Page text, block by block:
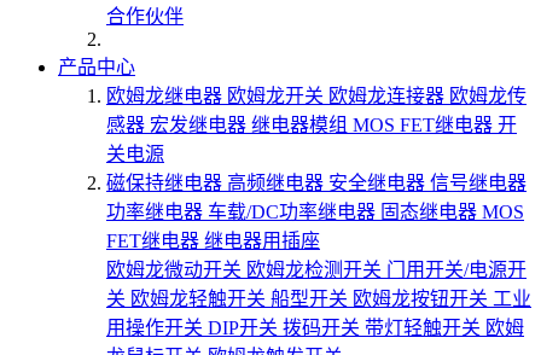
合作伙伴
产品中心
欧姆龙继电器 欧姆龙开关 欧姆龙连接器 欧姆龙传
感器 宏发继电器 继电器模组 MOS FET继电器 开
关电源
磁保持继电器 高频继电器 安全继电器 信号继电器
功率继电器 车载/DC功率继电器 固态继电器 MOS
FET继电器 继电器用插座
欧姆龙微动开关 欧姆龙检测开关 门用开关/电源开
关 欧姆龙轻触开关 船型开关 欧姆龙按钮开关 工业
用操作开关 DIP开关 拨码开关 带灯轻触开关 欧姆